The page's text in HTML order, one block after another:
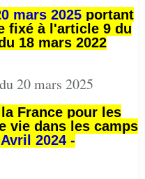
mars 2025portant
fixé à l'article 9 du
18 mars 2022
20 mars 2025
France pour les
vie dans les camps
2024 -